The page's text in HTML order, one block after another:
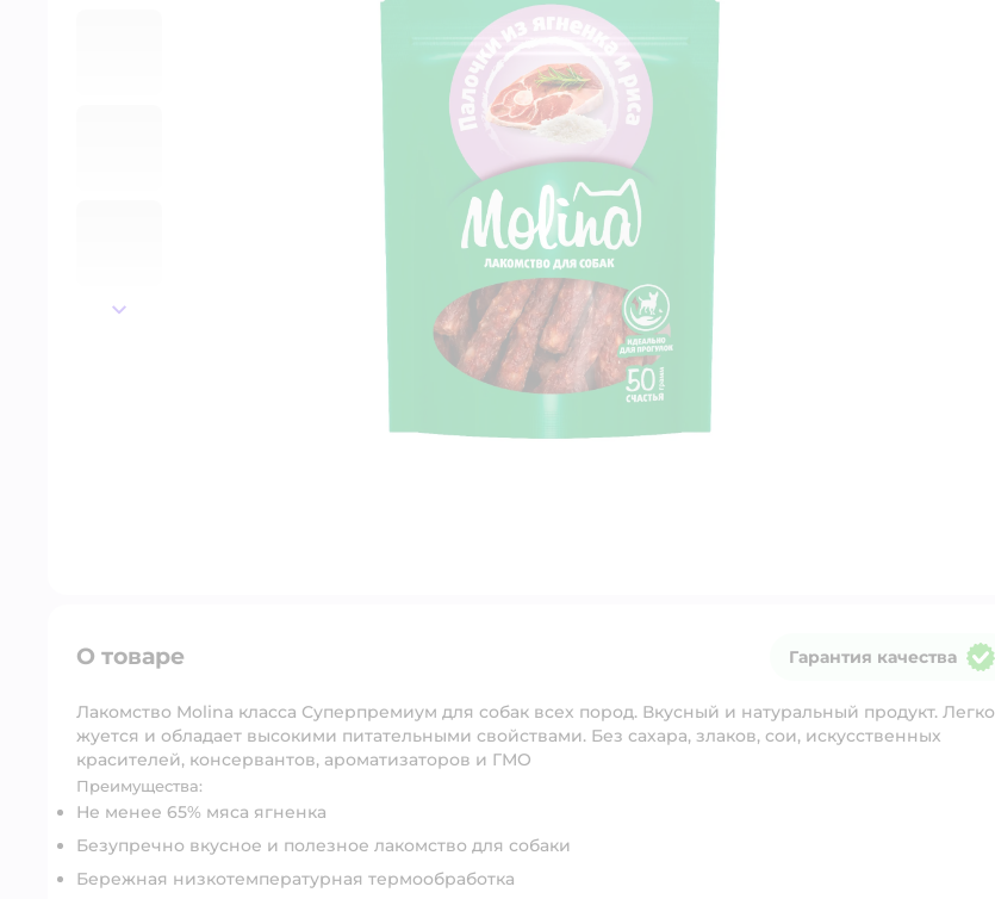
далее
О товаре Гарантия качества
Лакомство Molina класса Суперпремиум для собак всех пород. Вкусный и натуральный продукт. Легко
жуется и обладает высокими питательными свойствами. Без сахара, злаков, сои, искусственных
красителей, консервантов, ароматизаторов и ГМО
Преимущества:
Не менее 65% мяса ягненка
Безупречно вкусное и полезное лакомство для собаки
Бережная низкотемпературная термообработка